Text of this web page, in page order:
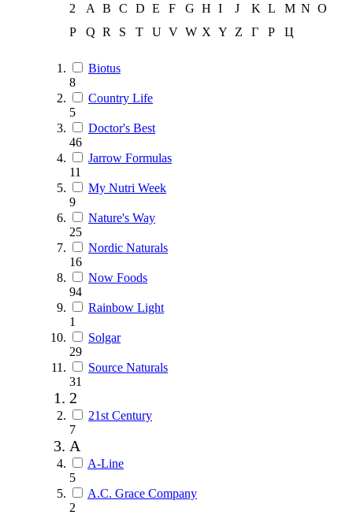
2
A B C D E F G H I J K L M N O
P
Q R S T U V W X Y Z Г Р Ц
Biotus
8
Country Life
5
Doctor's Best
46
Jarrow Formulas
11
My Nutri Week
9
Nature's Way
25
Nordic Naturals
16
Now Foods
94
Rainbow Light
1
Solgar
29
Source Naturals
31
2
21st Century
7
A
A-Line
5
A.C. Grace Company
2